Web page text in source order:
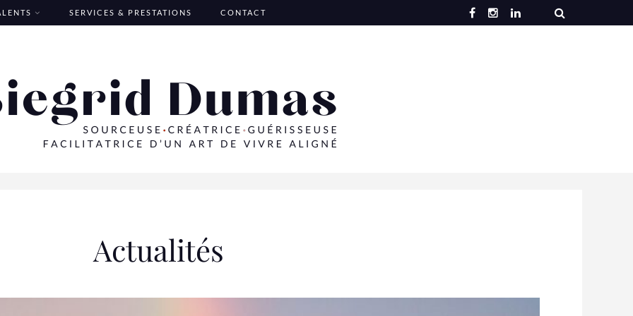
SERVICES & PRESTATIONS CONTACT
Actualités